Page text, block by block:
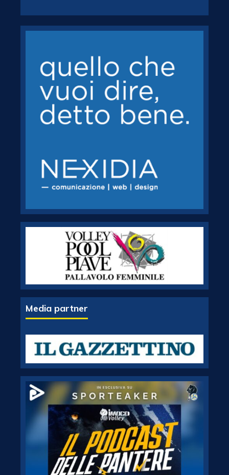
Media partner